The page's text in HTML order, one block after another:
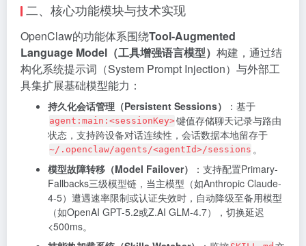
二、核心功能模块与技术实现
OpenClaw的功能体系围绕Tool-Augmented
Language Model（工具增强语言模型） 构建，通过结
构化系统提示词（System Prompt Injection）与外部工
具集扩展基础模型能力：
持久化会话管理（Persistent Sessions） ：基于
agent:main:<sessionKey>键值存储聊天记录与路由
状态，支持跨设备对话连续性，会话数据本地留存于
~/.openclaw/agents/<agentId>/sessions 。
模型故障转移（Model Failover）
：支持配置Primary-
Fallbacks三级模型链，当主模型（如Anthropic Claude-
4-5）遭遇速率限制或认证失效时，自动降级至备用模型
（如OpenAI GPT-5.2或Z.AI GLM-4.7），切换延迟
<500ms。